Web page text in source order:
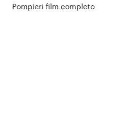
Pompieri film completo